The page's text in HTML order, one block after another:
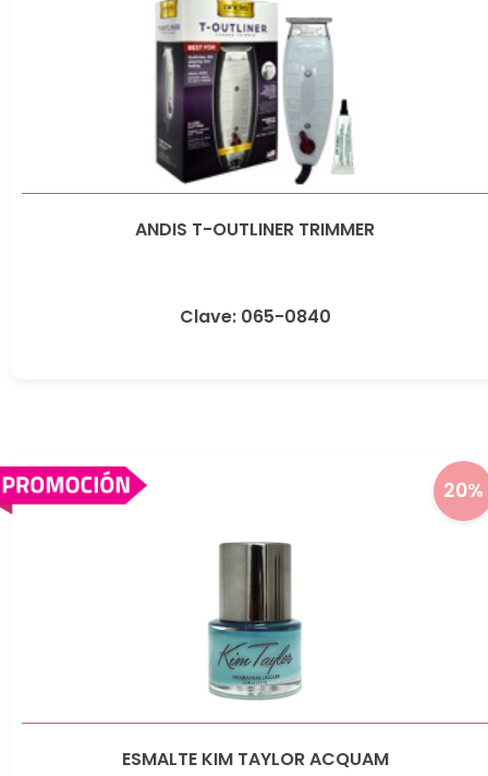
ANDIS T-OUTLINER TRIMMER
Clave: 065-0840
20%
ESMALTE KIM TAYLOR ACQUAM